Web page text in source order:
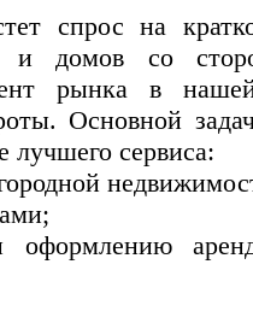
спрос на
и домов со
рынка в
Основной
лучшего сервиса: